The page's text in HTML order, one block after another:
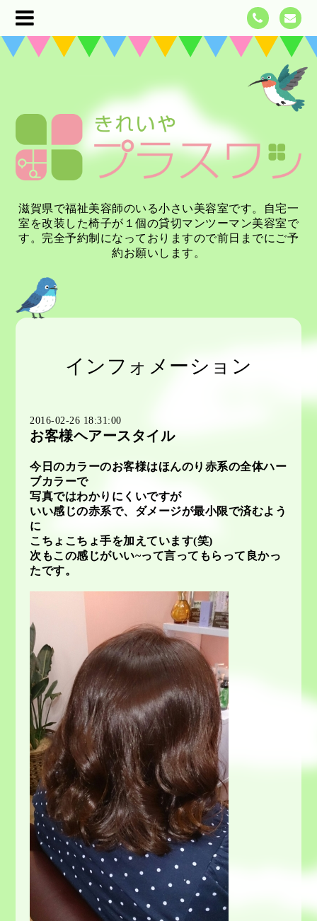
滋賀県で福祉美容師のいる小さい美容室です。自宅一
室を改装した椅子が１個の貸切マンツーマン美容室で
す。完全予約制になっておりますので前日までにご予
約お願いします。
インフォメーション
2016-02-26 18:31:00
お客様ヘアースタイル
今日のカラーのお客様はほんのり赤系の全体ハー
ブカラーで
写真ではわかりにくいですが
いい感じの赤系で、ダメージが最小限で済むよう
に
こちょこちょ手を加えています(笑)
次もこの感じがいい~って言ってもらって良かっ
たです。